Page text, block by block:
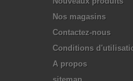
Nos magasins
Contactez-nous
Conditions
A propos